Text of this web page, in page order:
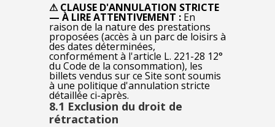
⚠ CLAUSE D'ANNULATION STRICTE
— À LIRE ATTENTIVEMENT : En
raison de la nature des prestations
proposées (accès à un parc de loisirs à
des dates déterminées,
conformément à l'article L. 221-28 12°
du Code de la consommation), les
billets vendus sur ce Site sont soumis
à une politique d'annulation stricte
détaillée ci-après.
8.1 Exclusion du droit de
rétractation